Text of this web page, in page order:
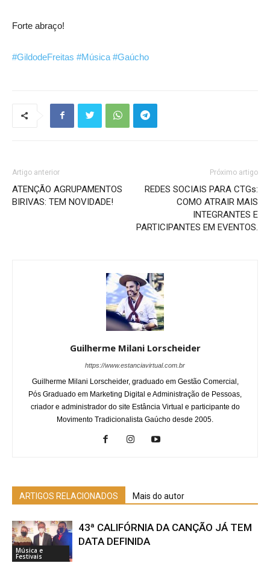
Forte abraço!
#GildodeFreitas #Música #Gaúcho
Artigo anterior
ATENÇÃO AGRUPAMENTOS
BIRIVAS: TEM NOVIDADE!
Próximo artigo
REDES SOCIAIS PARA CTGs:
COMO ATRAIR MAIS
INTEGRANTES E
PARTICIPANTES EM EVENTOS.
Guilherme Milani Lorscheider
https://www.estanciavirtual.com.br
Guilherme Milani Lorscheider, graduado em Gestão Comercial,
Pós Graduado em Marketing Digital e Administração de Pessoas,
criador e administrador do site Estância Virtual e participante do
Movimento Tradicionalista Gaúcho desde 2005.
ARTIGOS RELACIONADOS Mais do autor
Música e
Festivais
43ª CALIFÓRNIA DA CANÇÃO JÁ TEM
DATA DEFINIDA